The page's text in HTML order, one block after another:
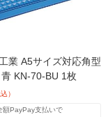
業 A5サイズ対応角型
KN-70-BU 1枚
）
額PayPay支払いで